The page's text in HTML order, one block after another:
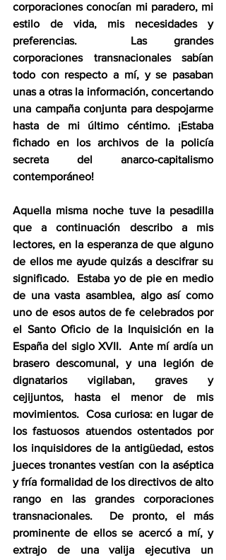
corporaciones conocían mi paradero, mi
estilo de vida, mis necesidades y
preferencias.  Las grandes
corporaciones transnacionales sabían
todo con respecto a mí, y se pasaban
unas a otras la información, concertando
una campaña conjunta para despojarme
hasta de mi último céntimo. ¡Estaba
fichado en los archivos de la policía
secreta del anarco-capitalismo
contemporáneo!
Aquella misma noche tuve la pesadilla
que a continuación describo a mis
lectores, en la esperanza de que alguno
de ellos me ayude quizás a descifrar su
significado.  Estaba yo de pie en medio
de una vasta asamblea, algo así como
uno de esos autos de fe celebrados por
el Santo Oficio de la Inquisición en la
España del siglo XVII.  Ante mí ardía un
brasero descomunal, y una legión de
dignatarios vigilaban, graves y
cejijuntos, hasta el menor de mis
movimientos.  Cosa curiosa: en lugar de
los fastuosos atuendos ostentados por
los inquisidores de la antigüedad, estos
jueces tronantes vestían con la aséptica
y fría formalidad de los directivos de alto
rango en las grandes corporaciones
transnacionales.  De pronto, el más
prominente de ellos se acercó a mí, y